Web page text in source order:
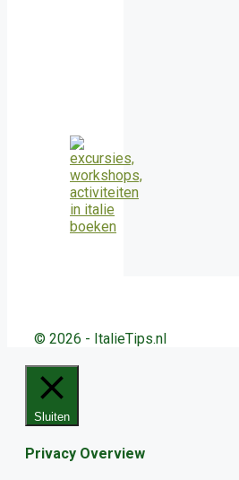
© 2026 - ItalieTips.nl
Sluiten
Privacy Overview